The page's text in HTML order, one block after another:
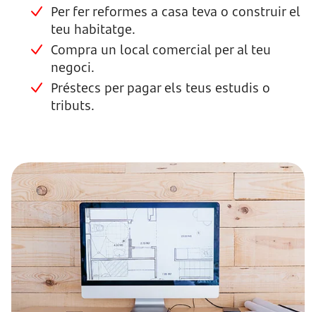
Per fer reformes a casa teva o construir el
teu habitatge.
Compra un local comercial per al teu
negoci.
Préstecs per pagar els teus estudis o
tributs.